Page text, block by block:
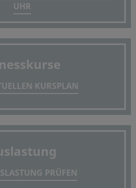
UHR
KURSPLAN
PRÜFEN